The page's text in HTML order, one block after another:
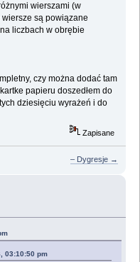
wierszami (w
są powiązane
liczbach w obrębie
czy można dodać tam
papieru doszedłem do
dziesięciu wyrażeń i do
Zapisane
– Dygresje →
03:10:50 pm